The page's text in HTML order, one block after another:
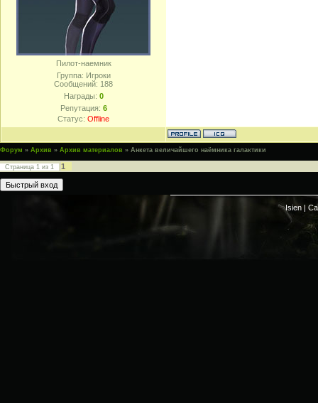
Пилот-наемник
Группа: Игроки
Сообщений: 188
Награды: 0
Репутация: 6
Статус: Offline
Форум » Архив » Архив материалов » Анкета величайшего наёмника галактики
Страница 1 из 1 1
Isien |